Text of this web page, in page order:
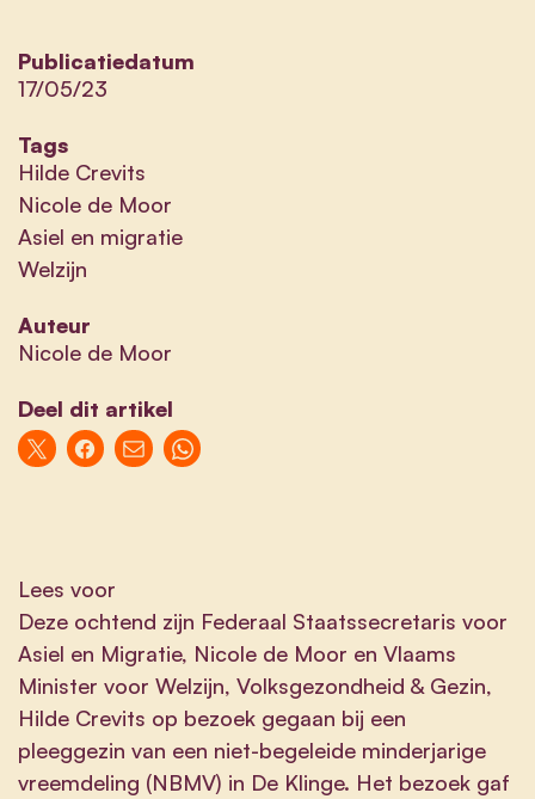
Publicatiedatum
17/05/23
Tags
Hilde Crevits
Nicole de Moor
Asiel en migratie
Welzijn
Auteur
Nicole de Moor
Deel dit artikel
Lees voor
Deze ochtend zijn Federaal Staatssecretaris voor
Asiel en Migratie, Nicole de Moor en Vlaams
Minister voor Welzijn, Volksgezondheid & Gezin,
Hilde Crevits op bezoek gegaan bij een
pleeggezin van een niet-begeleide minderjarige
vreemdeling (NBMV) in De Klinge. Het bezoek gaf